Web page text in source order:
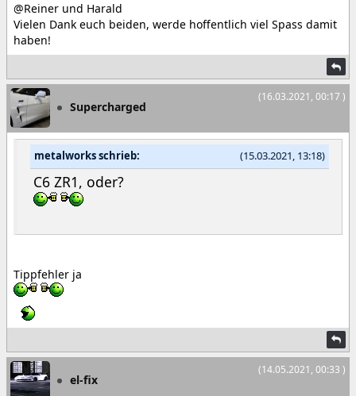
@Reiner und Harald
Vielen Dank euch beiden, werde hoffentlich viel Spass damit
haben!
(16.03.2021, 00:17 )
Supercharged
(15.03.2021, 13:18)
metalworks schrieb:
C6 ZR1, oder?
Tippfehler ja
(14.05.2021, 00:33 )
el-fix